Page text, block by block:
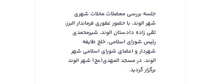
جلسه بررسی معضلات محلات شهری
شهر الوند، با حضور غفوری فرماندار البرز،
تقی زاده دادستان الوند، شیرمحمدی
رئیس شورای اسلامی، خلج طایفه
شهردار و اعضای شورای اسلامی شهر
الوند، در مسجد المهدی(عج) شهر الوند
برگزار گردید.